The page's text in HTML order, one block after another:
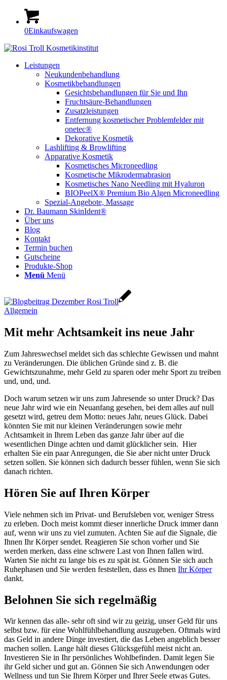
0Einkaufswagen
Leistungen
Neukundenbehandlung
Kosmetikbehandlungen
Gesichtsbehandlungen für Sie und Ihn
Fruchtsäure-Behandlungen
Zusatzleistungen
Entfernung kosmetischer Problemfelder mit
onetec®
Dekorative Kosmetik
Lashlifting & Browlifting
Apparative Kosmetik
Kosmetisches Microneedling
Kosmetische Mikrodermabrasion
Kosmetisches Nano Needling mit Hyaluron
BIOPeelX® Premium Bio Algen Microneedling
Spezial-Angebote, Massage
Dr. Baumann SkinIdent®
Über uns
Blog
Kontakt
Termin buchen
Gutscheine
Produkte-Shop
Menü Menü
Allgemein
Mit mehr Achtsamkeit ins neue Jahr
Zum Jahreswechsel meldet sich das schlechte Gewissen und mahnt
zu Veränderungen. Die üblichen Gründe sind z. B. die
Gewichtszunahme, mehr Geld zu sparen oder mehr Sport zu treiben
und, und, und.
Doch warum setzen wir uns zum Jahresende so unter Druck? Das
neue Jahr wird wie ein Neuanfang gesehen, bei dem alles auf null
gesetzt wird, getreu dem Motto: neues Jahr, neues Glück. Dabei
könnten Sie mit nur kleinen Veränderungen sowie mehr
Achtsamkeit in Ihrem Leben das ganze Jahr über auf die
wesentlichen Dinge achten und damit glücklicher sein. Hier
erhalten Sie ein paar Anregungen, die Sie aber nicht unter Druck
setzen sollen. Sie können sich dadurch besser fühlen, wenn Sie sich
danach richten.
Hören Sie auf Ihren Körper
Viele nehmen sich im Privat- und Berufsleben vor, weniger Stress
zu erleben. Doch meist kommt dieser innerliche Druck immer dann
auf, wenn wir uns zu viel zumuten. Achten Sie auf die Signale, die
Ihnen Ihr Körper sendet. Reagieren Sie schon vorher und Sie
werden merken, dass eine schwere Last von Ihnen fallen wird.
Warten Sie nicht zu lange bis es zu spät ist. Gönnen Sie sich auch
Ruhephasen und Sie werden feststellen, dass es Ihnen Ihr Körper
dankt.
Belohnen Sie sich regelmäßig
Wir kennen das alle- sehr oft sind wir zu geizig, unser Geld für uns
selbst bzw. für eine Wohlfühlbehandlung auszugeben. Oftmals wird
das Geld in andere Dinge investiert, die das Leben angeblich besser
machen sollen. Lange hält dieses Glücksgefühl meist nicht an.
Investieren Sie in Ihr persönliches Wohlbefinden. Damit legen Sie
ihr Geld sicher und gut an. Gönnen Sie sich Anwendungen oder
Wellness und tun Sie Ihrem Körper und Ihrer Seele etwas Gutes.